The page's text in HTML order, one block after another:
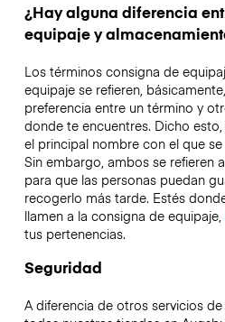
¿Hay alguna diferencia
equipaje y
Los términos consigna de
equipaje se refieren,
preferencia entre un término y
donde te encuentres. Dicho
el principal nombre con el que
Sin embargo, ambos se refieren
para que las personas puedan
recogerlo más tarde. Estés
llamen a la consigna de equipaje,
tus pertenencias.
Seguridad
A diferencia de otros servicios